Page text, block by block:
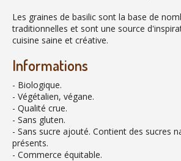
Les graines de basilic sont la base de
traditionnelles et sont une source
cuisine saine et créative.
Informations
- Biologique.
- Végétalien, végane.
- Qualité crue.
- Sans gluten.
- Sans sucre ajouté. Contient des sucres
présents.
- Commerce équitable.